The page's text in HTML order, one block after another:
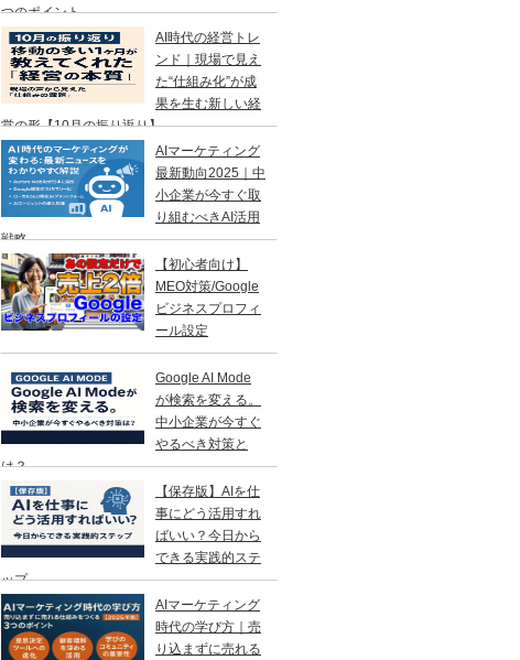
つのポイント
AI時代の経営トレ
ンド｜現場で見え
た“仕組み化”が成
果を生む新しい経
営の形【10月の振り返り】
AIマーケティング
最新動向2025｜中
小企業が今すぐ取
り組むべきAI活用
戦略
【初心者向け】
MEO対策/Google
ビジネスプロフィ
ール設定
Google AI Mode
が検索を変える。
中小企業が今すぐ
やるべき対策と
は？
【保存版】AIを仕
事にどう活用すれ
ばいい？今日から
できる実践的ステ
ップ
AIマーケティング
時代の学び方｜売
り込まずに売れる